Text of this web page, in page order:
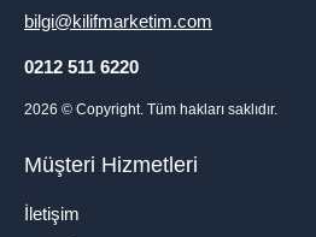
bilgi@kilifmarketim.com
0212 511 6220
2026 © Copyright. Tüm hakları saklıdır.
Müşteri Hizmetleri
İletişim